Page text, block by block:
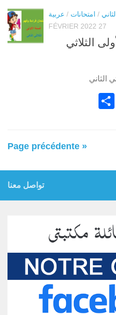
/ امتحانات / عربية
27 FÉVRIER 2022
الثلاثي
الثاني
Gmail
« Page précédente
تواصل معنا